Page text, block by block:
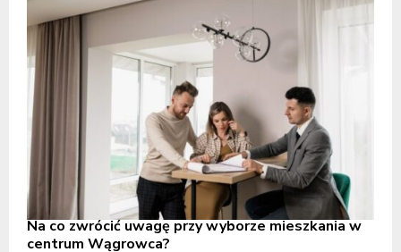
Na co zwrócić uwagę przy wyborze mieszkania w
centrum Wągrowca?